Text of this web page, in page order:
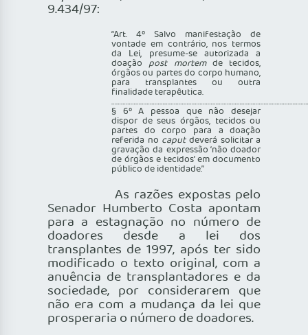
9.434/97:
“Art. 4º Salvo manifestação de
vontade em contrário, nos termos
da Lei, presume-se autorizada a
doaçãopost mortemde tecidos,
órgãos ou partes do corpo humano,
para transplantes ou outra
finalidade terapêutica.
§ 6º A pessoa que não desejar
dispor de seus órgãos, tecidos ou
partes do corpo para a doação
referida no caputdeverá solicitar a
gravação da expressão ‘não doador
de órgãos e tecidos’ em documento
público de identidade.”
As razões expostas pelo
Senador Humberto Costa apontam
para a estagnação no número de
doadores desde a lei dos
transplantes de 1997, após ter sido
modificado o texto original, com a
anuência de transplantadores e da
sociedade, por considerarem que
não era com a mudança da lei que
prosperaria o número de doadores.